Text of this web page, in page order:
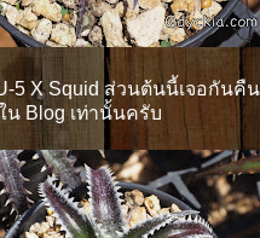
5 X Squid ส่วนต้นนี้เจอกันคื
น Blog เท่านั้นครับ